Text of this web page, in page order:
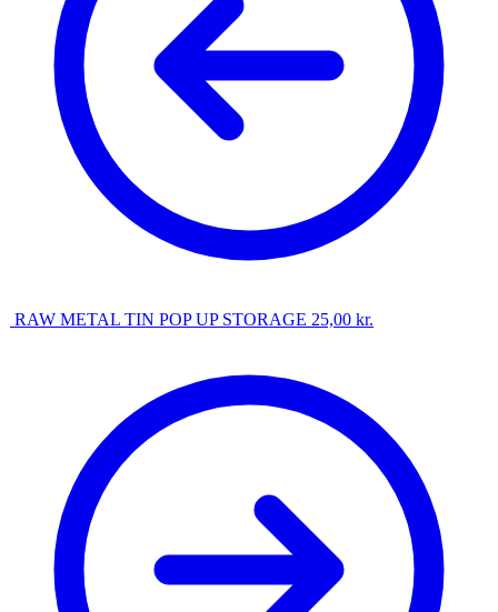
RAW METAL TIN POP UP STORAGE 25,00 kr.